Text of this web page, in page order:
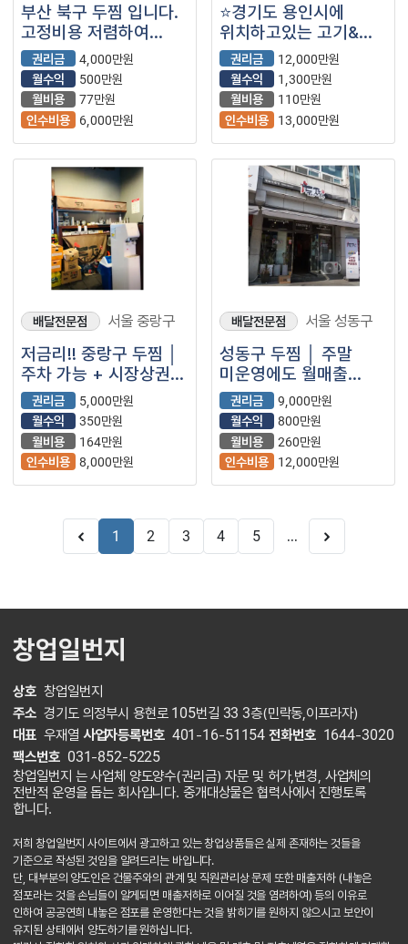
부산 북구 두찜 입니다.
고정비용 저렴하여
꾸준한 수익 가져갈수
있는 매장입니다.
권리금
4,000만원
월수익
500만원
월비용
77만원
인수비용
6,000만원
⭐경기도 용인시에
위치하고있는 고기&
국밥 샵인샵으로
운영중인 월1000이상
샵인샵입니다⭐
권리금
12,000만원
월수익
1,300만원
월비용
110만원
인수비용
13,000만원
배달전문점 서울 중랑구
저금리!! 중랑구 두찜 │
주차 가능 + 시장상권 │
배달 중심 안정 운영,
2년차 컨디션 최상 매장
권리금
5,000만원
월수익
350만원
월비용
164만원
인수비용 8,000만원
배달전문점 서울 성동구
성동구 두찜 │ 주말
미운영에도 월매출
4,500+ │ 주말 운영 시
7,000만원 기록한
핵심상권 매장
권리금
9,000만원
월수익
800만원
월비용
260만원
인수비용
12,000만원
1 2 3 4 5 ...
창업일번지
상호 창업일번지
주소 경기도 의정부시 용현로 105번길 33 3층(민락동,이프라자)
대표 우재열 사업자등록번호 401-16-51154 전화번호 1644-3020
팩스번호 031-852-5225
창업일번지 는 사업체 양도양수(권리금) 자문 및 허가,변경, 사업체의
전반적 운영을 돕는 회사입니다. 중개대상물은 협력사에서 진행토록
합니다.
저희 창업일번지 사이트에서 광고하고 있는 창업상품들은 실제 존재하는 것들을
기준으로 작성된 것임을 알려드리는 바입니다.
단, 대부분의 양도인은 건물주와의 관계 및 직원관리상 문제 또한 매출저하 (내놓은
점포라는 것을 손님들이 알게되면 매출저하로 이어질 것을 염려하여) 등의 이유로
인하여 공공연희 내놓은 점포를 운영한다는 것을 밝히기를 원하지 않으시고 보안이
유지된 상태에서 양도하기를 원하십니다.